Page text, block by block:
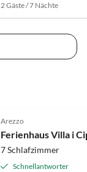
2 Gäste / 7 Nächte
Arezzo
Ferienhaus Villa i
7 Schlafzimmer
Schnellantworter